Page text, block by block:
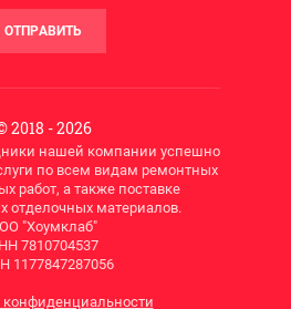
ОТПРАВИТЬ
2018 - 2026
нашей компании успешно
по всем видам ремонтных
работ, а также поставке
отделочных материалов.
"Хоумклаб"
7810704537
1177847287056
конфиденциальности